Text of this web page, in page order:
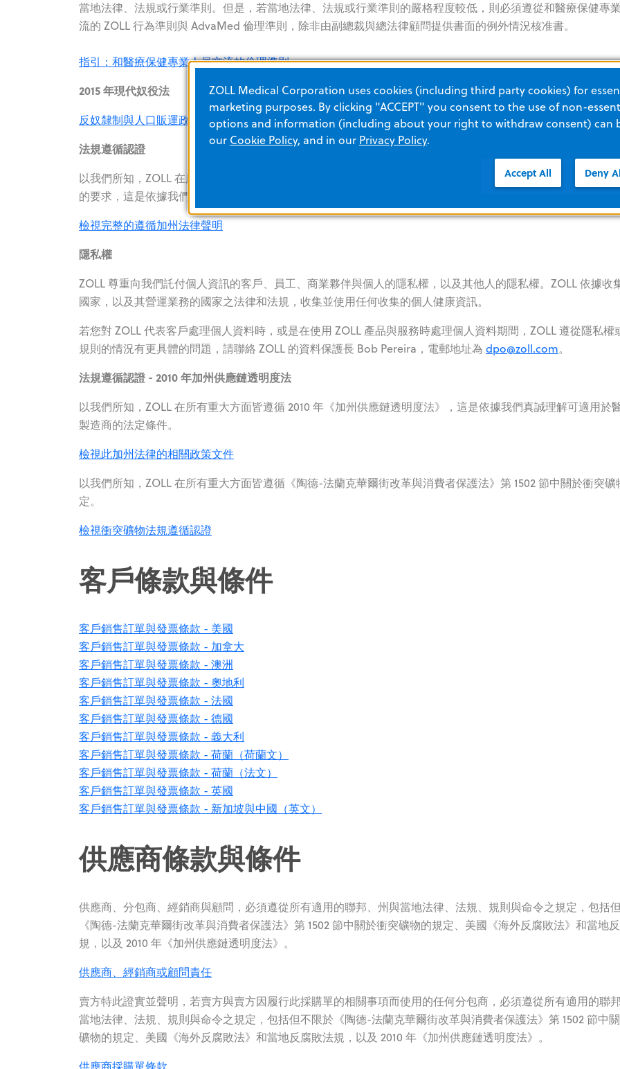
當地法律、法規或行業準則。但是，若當地法律、法規或行業準則的嚴格程度較低，則必須遵從和醫療保健專
流的 ZOLL 行為準則與 AdvaMed 倫理準則，除非由副總裁與總法律顧問提供書面的例外情況核准書。
指引：和醫療保健專業人員交流的倫理準則
2015 年現代奴役法
反奴隸制與人口販運政策
法規遵循認證
以我們所知，ZOLL 在所有重大方面皆遵循全面合規計畫（「CCP」），滿足《加州健康與安全守則》§§
的要求，這是依據我們真誠理解可適用於醫療裝置製造商的法定條件。
檢視完整的遵循加州法律聲明
隱私權
ZOLL 尊重向我們託付個人資訊的客戶、員工、商業夥伴與個人的隱私權，以及其他人的隱私權。ZOLL 依據收
國家，以及其營運業務的國家之法律和法規，收集並使用任何收集的個人健康資訊。
若您對 ZOLL 代表客戶處理個人資料時，或是在使用 ZOLL 產品與服務時處理個人資料期間，ZOLL 遵從隱私權
規則的情況有更具體的問題，請聯絡 ZOLL 的資料保護長 Bob Pereira，電郵地址為 dpo@zoll.com。
法規遵循認證 - 2010 年加州供應鏈透明度法
以我們所知，ZOLL 在所有重大方面皆遵循 2010 年《加州供應鏈透明度法》，這是依據我們真誠理解可適用於
製造商的法定條件。
檢視此加州法律的相關政策文件
以我們所知，ZOLL 在所有重大方面皆遵循《陶德-法蘭克華爾街改革與消費者保護法》第 1502 節中關於衝突礦
定。
檢視衝突礦物法規遵循認證
客戶條款與條件
客戶銷售訂單與發票條款 - 美國
客戶銷售訂單與發票條款 - 加拿大
客戶銷售訂單與發票條款 - 澳洲
客戶銷售訂單與發票條款 - 奧地利
客戶銷售訂單與發票條款 - 法國
客戶銷售訂單與發票條款 - 德國
客戶銷售訂單與發票條款 - 義大利
客戶銷售訂單與發票條款 - 荷蘭（荷蘭文）
客戶銷售訂單與發票條款 - 荷蘭（法文）
客戶銷售訂單與發票條款 - 英國
客戶銷售訂單與發票條款 - 新加坡與中國（英文）
供應商條款與條件
供應商、分包商、經銷商與顧問，必須遵從所有適用的聯邦、州與當地法律、法規、規則與命令之規定，包括
《陶德-法蘭克華爾街改革與消費者保護法》第 1502 節中關於衝突礦物的規定、美國《海外反腐敗法》和當地
規，以及 2010 年《加州供應鏈透明度法》。
供應商、經銷商或顧問責任
賣方特此證實並聲明，若賣方與賣方因履行此採購單的相關事項而使用的任何分包商，必須遵從所有適用的聯
當地法律、法規、規則與命令之規定，包括但不限於《陶德-法蘭克華爾街改革與消費者保護法》第 1502 節中
礦物的規定、美國《海外反腐敗法》和當地反腐敗法規，以及 2010 年《加州供應鏈透明度法》。
供應商採購單條款
ZOLL Medical Corporation uses cookies (including third party cookies) for
marketing purposes. By clicking "ACCEPT" you consent to the use of non-
options and information (including about your right to withdraw consent) can
our Cookie Policy, and in our Privacy Policy.
Accept All Deny